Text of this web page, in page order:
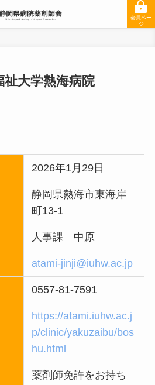
会員ペー
ジ
祉大学熱海病院
2026年1月29日
静岡県熱海市東海岸
町13-1
人事課 中原
atami-jinji@iuhw.ac.jp
0557-81-7591
https://atami.iuhw.ac.j
p/clinic/yakuzaibu/bos
hu.html
薬剤師免許をお持ち